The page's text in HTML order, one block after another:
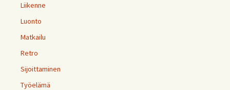
Liikenne
Luonto
Matkailu
Retro
Sijoittaminen
Työelämä